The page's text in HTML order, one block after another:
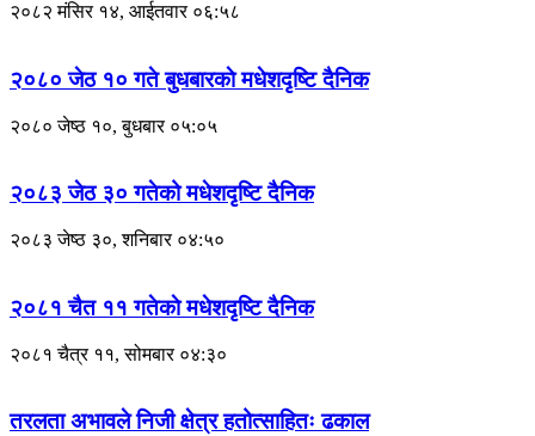
२०८२ मंसिर १४, आईतवार ०६:५८
२०८० जेठ १० गते बुधबारकाे मधेशदृष्टि दैनिक
२०८० जेष्ठ १०, बुधबार ०५:०५
२०८३ जेठ ३० गतेको मधेशदृष्टि दैनिक
२०८३ जेष्ठ ३०, शनिबार ०४:५०
२०८१ चैत ११ गतेकाे मधेशदृष्टि दैनिक
२०८१ चैत्र ११, सोमबार ०४:३०
तरलता अभावले निजी क्षेत्र हतोत्साहितः ढकाल